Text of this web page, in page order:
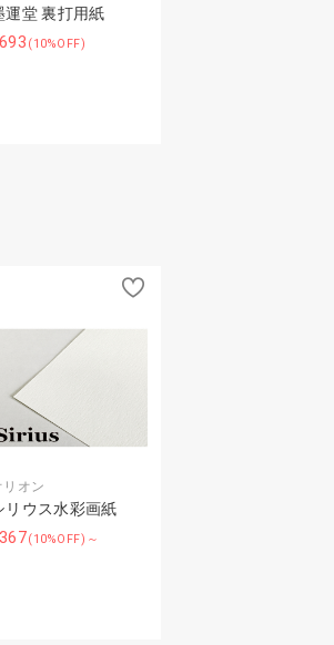
運堂 裏打用紙
(10%OFF)
リオン
リウス水彩画紙
(10%OFF)～